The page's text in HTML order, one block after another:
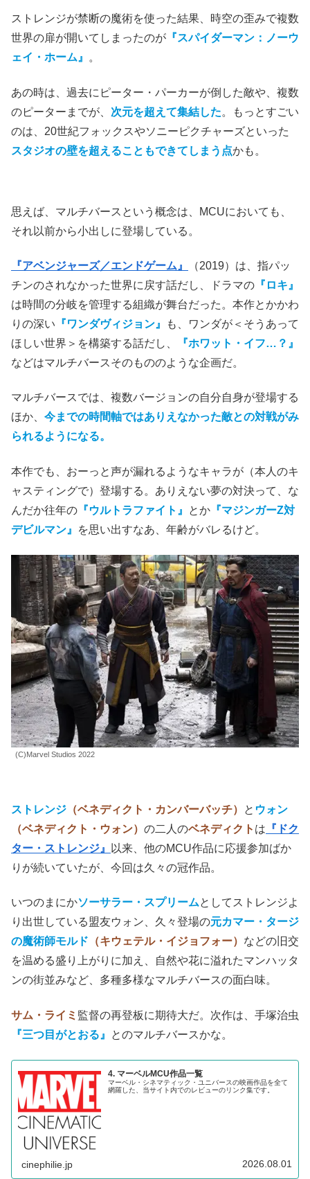
ストレンジが禁断の魔術を使った結果、時空の歪みで複数
世界の扉が開いてしまったのが 『スパイダーマン：ノーウ
ェイ・ホーム』
。
あの時は、過去にピーター・パーカーが倒した敵や、複数
のピーターまでが、 次元を超えて集結した。もっとすごい
のは、20世紀フォックスやソニーピクチャーズといった
スタジオの壁を超えることもできてしまう点かも。
思えば、マルチバースという概念は、MCUにおいても、
それ以前から小出しに登場している。
『アベンジャーズ／エンドゲーム』
（2019）は、指パッ
チンのされなかった世界に戻す話だし、ドラマの 『ロキ』
は時間の分岐を管理する組織が舞台だった。本作とかかわ
りの深い 『ワンダヴィジョン』
も、ワンダが＜そうあって
ほしい世界＞を構築する話だし、
『ホワット・イフ…？』
などはマルチバースそのもののような企画だ。
マルチバースでは、複数バージョンの自分自身が登場する
ほか、 今までの時間軸ではありえなかった敵との対戦がみ
られるようになる。
本作でも、おーっと声が漏れるようなキャラが（本人のキ
ャスティングで）登場する。ありえない夢の対決って、な
んだか往年の 『ウルトラファイト』 とか 『マジンガーZ対
デビルマン』
を思い出すなあ、年齢がバレるけど。
(C)Marvel Studios 2022
ストレンジ （ベネディクト・カンバーバッチ） と ウォン
（ベネディクト・ウォン） の二人のベネディクト は 『ドク
ター・ストレンジ』
以来、他のMCU作品に応援参加ばか
りが続いていたが、今回は久々の冠作品。
いつのまにかソーサラー・スプリームとしてストレンジよ
り出世している盟友ウォン、久々登場の元カマー・タージ
の魔術師モルド （キウェテル・イジョフォー） などの旧交
を温める盛り上がりに加え、自然や花に溢れたマンハッタ
ンの街並みなど、多種多様なマルチバースの面白味。
サム・ライミ 監督の再登板に期待大だ。次作は、手塚治虫
『三つ目がとおる』
とのマルチバースかな。
4. マーベルMCU作品一覧
マーベル・シネマティック・ユニバースの映画作品を全て
網羅した、当サイト内でのレビューのリンク集です。
cinephilie.jp 2026.08.01